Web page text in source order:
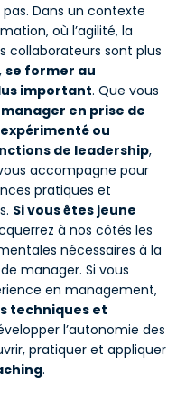
Dans un contexte
où l’agilité, la
sont plus
se former au
important. Que vous
en prise de
ou
de leadership,
accompagne pour
pratiques et
Si vous êtes jeune
à nos côtés les
nécessaires à la
manager. Si vous
en management,
techniques et
l’autonomie des
pratiquer et appliquer
.